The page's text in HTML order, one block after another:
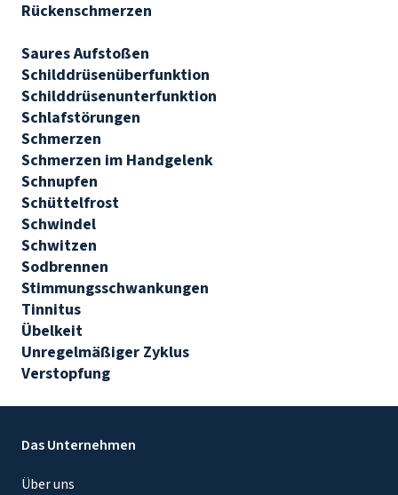
Rückenschmerzen
Saures Aufstoßen
Schilddrüsenüberfunktion
Schilddrüsenunterfunktion
Schlafstörungen
Schmerzen
Schmerzen im Handgelenk
Schnupfen
Schüttelfrost
Schwindel
Schwitzen
Sodbrennen
Stimmungsschwankungen
Tinnitus
Übelkeit
Unregelmäßiger Zyklus
Verstopfung
Das Unternehmen
Über uns